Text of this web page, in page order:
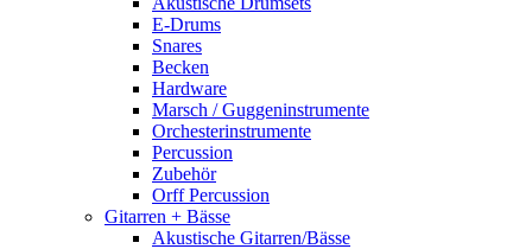
E-Drums
Snares
Becken
Hardware
Marsch / Guggeninstrumente
Orchesterinstrumente
Percussion
Zubehör
Orff Percussion
Gitarren + Bässe
Akustische Gitarren/Bässe